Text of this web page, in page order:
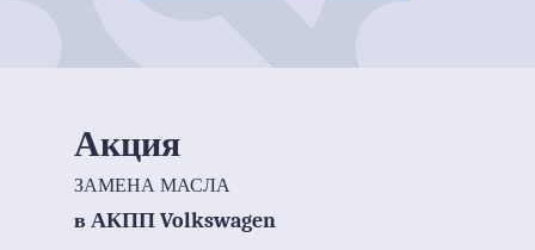
Акция
ЗАМЕНА МАСЛА
в АКПП Volkswagen